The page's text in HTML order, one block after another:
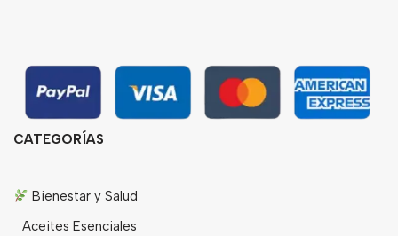
CATEGORÍAS
Bienestar y Salud
Aceites Esenciales